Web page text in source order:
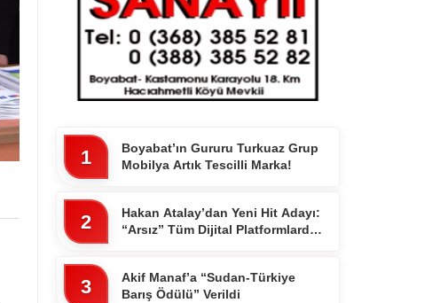
1
Boyabat’ın Gururu Turkuaz Grup
Mobilya Artık Tescilli Marka!
2
Hakan Atalay’dan Yeni Hit Adayı:
“Arsız” Tüm Dijital Platformlarda
3
Akif Manaf’a “Sudan-Türkiye
Barış Ödülü” Verildi